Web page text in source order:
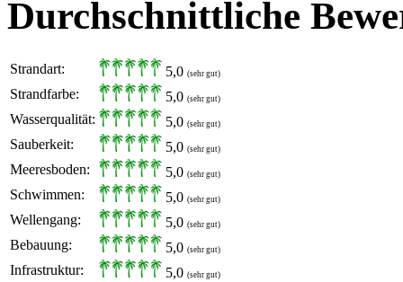
Durchschnittliche
Strandart: 5,0 (sehr gut)
Strandfarbe: 5,0 (sehr gut)
Wasserqualität: 5,0 (sehr gut)
Sauberkeit: 5,0 (sehr gut)
Meeresboden: 5,0 (sehr gut)
Schwimmen: 5,0 (sehr gut)
Wellengang: 5,0 (sehr gut)
Bebauung: 5,0 (sehr gut)
Infrastruktur: 5,0 (sehr gut)